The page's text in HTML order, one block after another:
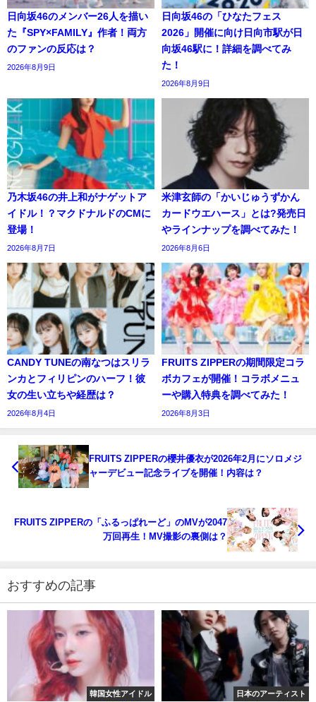
日向坂46のメンバー26人を描い
た『SPY×FAMILY』作者！両方
のファンの反応は？
2026年8月9日
日向坂46の「ひなたフェス
2026」開催に向け日向市駅が日
向坂46駅に！詳細を調べてみ
た！
2026年8月9日
乃木坂46の井上和がナゲットア
イドル！？マクドナルドのCMに
登場！
2026年8月7日
米津玄師の「かいじゅうずかん
カードウエハース」とは?発売日
やラインナップを調べてみた！
2026年8月6日
CANDY TUNEの南なつはスリラ
ンカとフィリピンのハーフ！彼
女の生い立ちや経歴は？
2026年8月4日
FRUITS ZIPPERの期間限定コラ
ボカフェが開催！コラボメニュ
ーや購入特典を調べてみた！
2026年8月3日
FRUITS ZIPPERの櫻井優衣が2026年2月にソロメジ
ャーデビュー記念ライブを開催！内容は？
FRUITS ZIPPERの「ふるっぱれーど」のMVが2047
万回再生！MV撮影の裏側は？
おすすめの記事
韓国女性アイドル 日本のアーティスト